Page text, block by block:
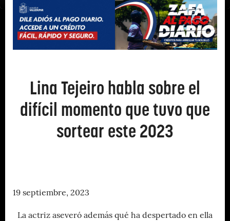
Lina Tejeiro habla sobre el
difícil momento que tuvo que
sortear este 2023
19 septiembre, 2023
La actriz aseveró además qué ha despertado en ella